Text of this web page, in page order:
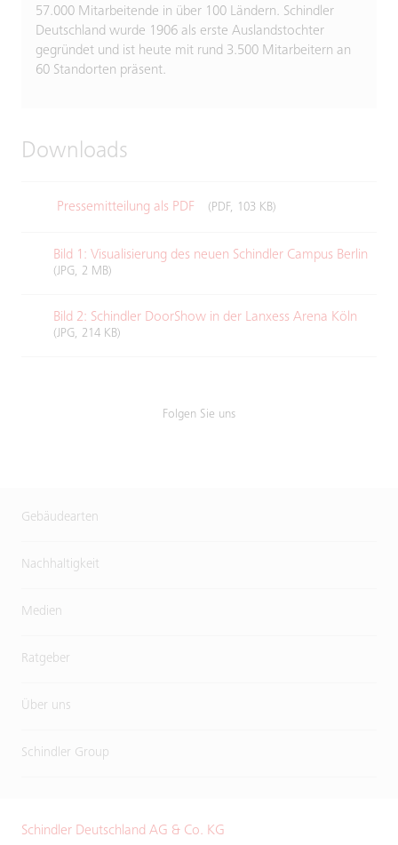
57.000 Mitarbeitende in über 100 Ländern. Schindler
Deutschland wurde 1906 als erste Auslandstochter
gegründet und ist heute mit rund 3.500 Mitarbeitern an
60 Standorten präsent.
Downloads
Pressemitteilung als PDF (PDF, 103 KB)
Bild 1: Visualisierung des neuen Schindler Campus Berlin
(JPG, 2 MB)
Bild 2: Schindler DoorShow in der Lanxess Arena Köln
(JPG, 214 KB)
Folgen Sie uns
Gebäudearten
Nachhaltigkeit
Medien
Ratgeber
Über uns
Schindler Group
Schindler Deutschland AG & Co. KG